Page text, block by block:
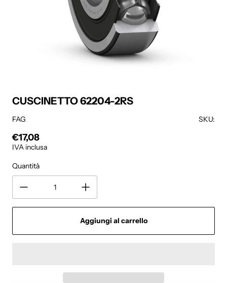
CUSCINETTO 62204-2RS
FAG
SKU:
Prezzo regolare
€17,08
IVA inclusa
Quantità
Aggiungi al carrello